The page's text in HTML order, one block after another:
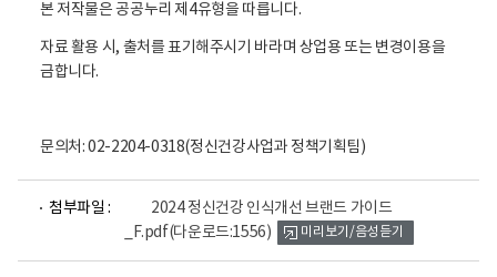
본 저작물은 공공누리 제4유형을 따릅니다.
자료 활용 시, 출처를 표기해주시기 바라며 상업용 또는 변경이용을
금합니다.
문의처: 02-2204-0318(정신건강사업과 정책기획팀)
첨부파일 :
2024 정신건강 인식개선 브랜드 가이드
_F.pdf(다운로드:1556)
어
미리보기/음성듣기